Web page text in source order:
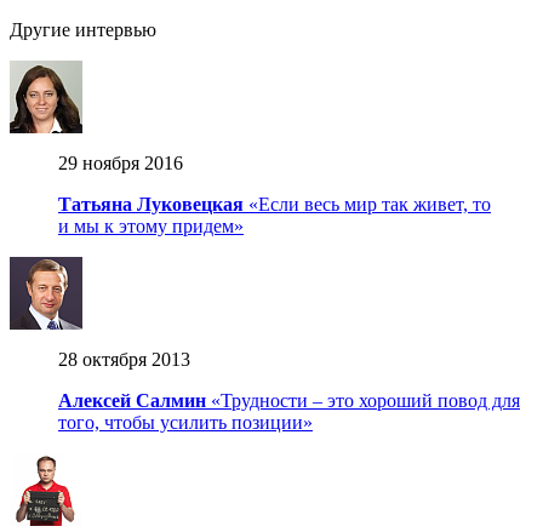
Другие интервью
29 ноября 2016
Татьяна Луковецкая «Если весь мир так живет, то
и мы к этому придем»
28 октября 2013
Алексей Салмин «Трудности – это хороший повод для
того, чтобы усилить позиции»